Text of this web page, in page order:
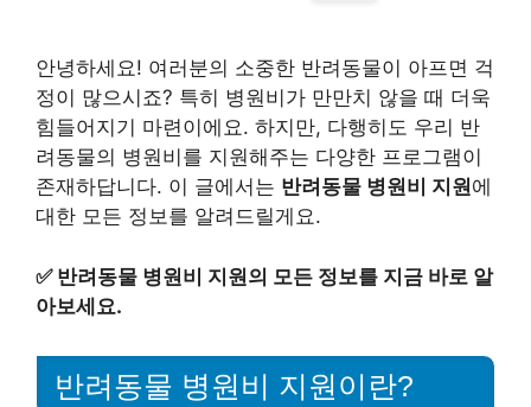
안녕하세요! 여러분의 소중한 반려동물이 아프면 걱
정이 많으시죠? 특히 병원비가 만만치 않을 때 더욱
힘들어지기 마련이에요. 하지만, 다행히도 우리 반
려동물의 병원비를 지원해주는 다양한 프로그램이
존재하답니다. 이 글에서는 반려동물 병원비 지원에
대한 모든 정보를 알려드릴게요.
✅ 반려동물 병원비 지원의 모든 정보를 지금 바로 알
아보세요.
반려동물 병원비 지원이란?